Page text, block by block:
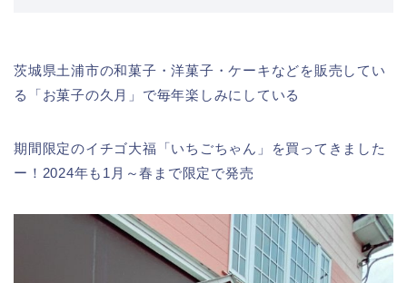
茨城県土浦市の和菓子・洋菓子・ケーキなどを販売してい
る「お菓子の久月」で毎年楽しみにしている
期間限定のイチゴ大福「いちごちゃん」を買ってきました
ー！2024年も1月～春まで限定で発売